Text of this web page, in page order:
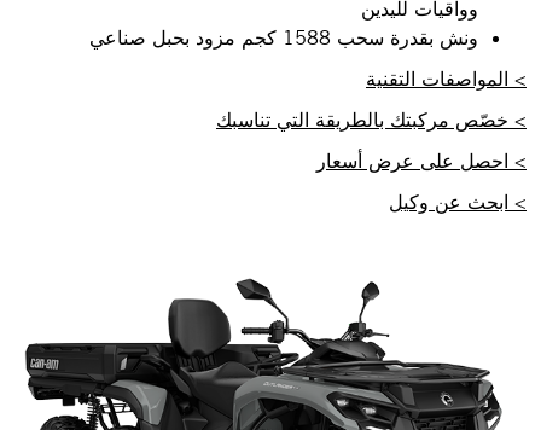
وواقيات لليدين
ونش بقدرة سحب 1588 كجم مزود بحبل صناعي
> المواصفات التقنية
> خصّص مركبتك بالطريقة التي تناسبك
> احصل على عرض أسعار
> ابحث عن وكيل